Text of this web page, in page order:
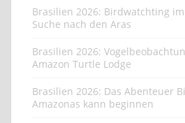
Brasilien 2026: Birdwatchting
Suche nach den Aras
Brasilien 2026:
Amazon Turtle Lodge
Brasilien 2026: Das Abenteuer
Amazonas kann beginnen